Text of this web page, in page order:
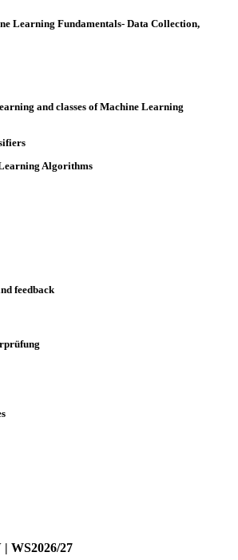
Learning Fundamentals- Data Collection,
and classes of Machine Learning
Algorithms
feedback
WS2026/27